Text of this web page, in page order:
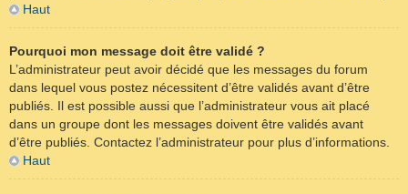
Haut
Pourquoi mon message doit être validé ?
L’administrateur peut avoir décidé que les messages du forum
dans lequel vous postez nécessitent d’être validés avant d’être
publiés. Il est possible aussi que l’administrateur vous ait placé
dans un groupe dont les messages doivent être validés avant
d’être publiés. Contactez l’administrateur pour plus d’informations.
Haut